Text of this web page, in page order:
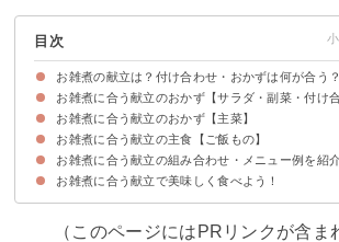
目次
お雑煮の献立は？付け合わせ・おかずは何が合う？
お雑煮に合う献立のおかず【サラダ・副菜・付け合
①きんぴらごぼう
②ほうれん草のごま和え
③紅白なます
④うま煮
お雑煮に合う献立のおかず【主菜】
①かにクリームコロッケ
②ブリの照り焼き
③豚ロースの味噌漬け焼き
④鶏肉となすのみぞれ煮
お雑煮に合う献立の主食【ご飯もの】
①きのこの混ぜご飯
②サケの炊き込みご飯
③梅と大葉のおにぎり
お雑煮に合う献立の組み合わせ・メニュー例を紹介
献立メニュー例【朝食】
献立メニュー例【昼食】
献立メニュー例【夕飯】
お雑煮に合う献立で美味しく食べよう！
（このページにはPRリンクが含ま